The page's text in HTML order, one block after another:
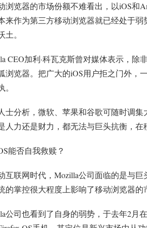
浏览器的市场份额不难看出，以iOS和
来作为第三方移动浏览器就已经处于
土。
CEO加利·科瓦克斯曾对媒体表示，
浏览器。把广大的iOS用户拒之门外，
士分析，微软、苹果和谷歌可随时调
人力还是财力，都无法与巨头抗衡，
能否自我救赎？
互联网时代，Mozilla公司面临的是与
的掌控很大程度上影响了移动浏览器的
公司也看到了自身的弱势，于去年2月